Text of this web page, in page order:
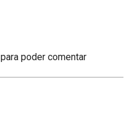
para poder comentar